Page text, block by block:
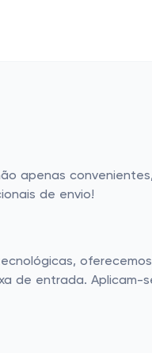
apenas
de envio!
de entrada. Aplicam-